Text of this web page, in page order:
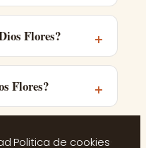
Flores?
Flores?
·Politica de cookies·